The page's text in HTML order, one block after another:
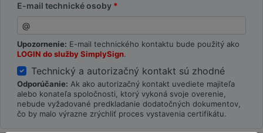
E-mail technické osoby
Upozornenie: E-mail technického kontaktu bude použitý ako
LOGIN do služby SimplySign.
Technický a autorizačný kontakt sú zhodné
Odporúčanie: Ak ako autorizačný kontakt uvediete majiteľa
alebo konateľa spoločnosti, ktorý vykoná svoje overenie,
nebude vyžadované predkladanie dodatočných dokumentov,
čo by malo výrazne zrýchliť proces vystavenia certifikátu.